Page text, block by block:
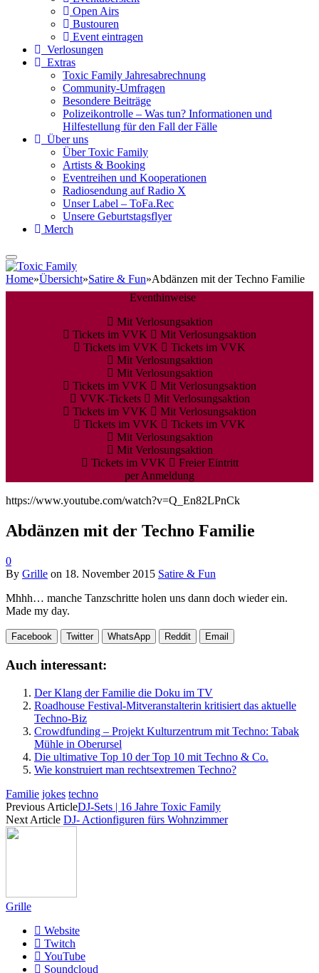
Open Airs
Bustouren
Event eintragen
Verlosungen
Extras
Toxic Family Jahresabrechnung
Community-Umfragen
Besondere Beiträge
Polizeikontrolle – Was tun? Informationen und
Hilfestellung für den Fall der Fälle
Über uns
Über Toxic Family
Artists & Booking
Eventreihen und Kooperationen
Radiosendung auf Radio X
Unser Label – ToFa.Rec
Unsere Geburtstagsflyer
Merch
Home»Übersicht»Satire & Fun»Abdänzen mit der Techno Familie
Eventhinweise
Mit Verlosungsaktion
Tickets im VVK
Mit Verlosungsaktion
Tickets im VVK
Tickets im VVK
Mit Verlosungsaktion
Mit Verlosungsaktion
Tickets im VVK
Mit Verlosungsaktion
VVK-Tickets
Mit Verlosungsaktion
Tickets im VVK
Mit Verlosungsaktion
Tickets im VVK
Tickets im VVK
Mit Verlosungsaktion
Mit Verlosungsaktion
Tickets im VVK
Freier Eintritt
per Anmeldung
https://www.youtube.com/watch?v=Q_En82LPnCk
Abdänzen mit der Techno Familie
0
By Grille on 18. November 2015 Satire & Fun
Mhhh… manche Tanzschritte holen uns dann doch wieder ein.
Made my day.
Facebook Twitter WhatsApp Reddit Email
Auch interessant:
Der Klang der Familie die Doku im TV
Roadhouse Festival-Mitveranstalterin kritisiert das aktuelle
Techno-Biz
Crowdfunding – Projekt Kulturzentrum mit Techno: Tabak
Mühle in Oberursel
Die ultimative Top 10 der Top 10 mit Techno & Co.
Wie konstruiert man rechtsextremen Techno?
Familie jokes techno
Previous ArticleDJ-Sets | 16 Jahre Toxic Family
Next Article DJ- Actionfiguren fürs Wohnzimmer
Grille
Website
Twitch
YouTube
Soundcloud